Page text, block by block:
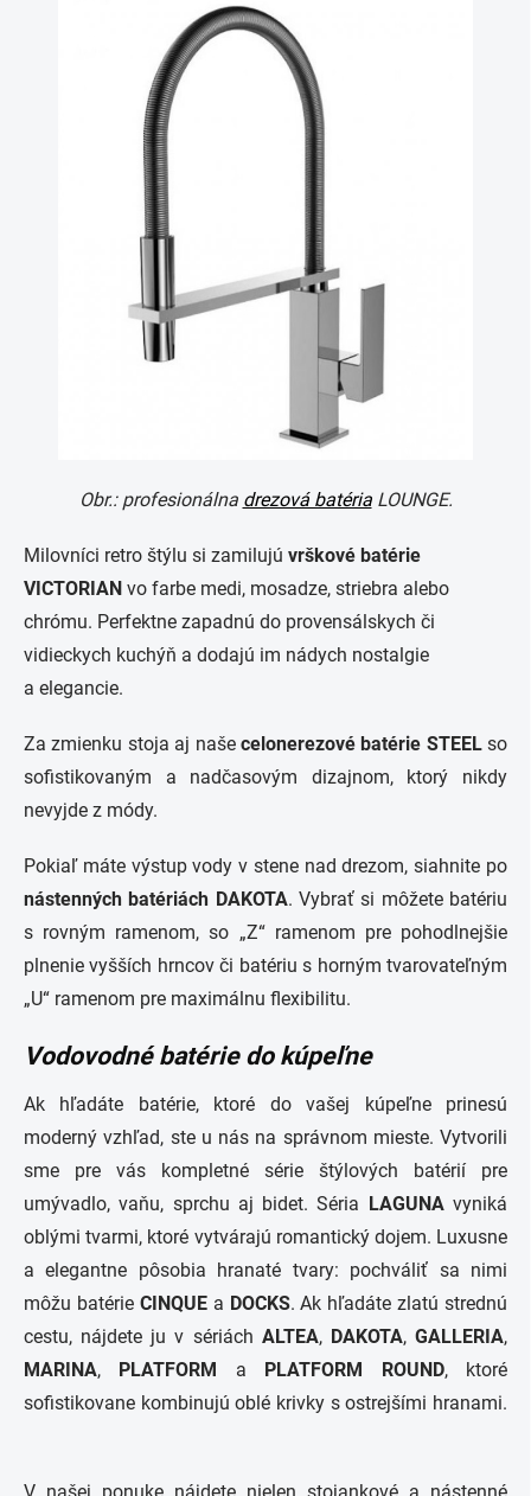
Obr.: profesionálna drezová batériaLOUNGE.
Milovníci retro štýlu si zamilujú vrškové batérie
VICTORIAN vo farbe medi, mosadze, striebra alebo
chrómu. Perfektne zapadnú do provensálskych či
vidieckych kuchýň a dodajú im nádych nostalgie
a elegancie.
Za zmienku stoja aj naše celonerezové batérie STEELso
sofistikovaným a nadčasovým dizajnom, ktorý nikdy
nevyjde z módy.
Pokiaľ máte výstup vody v stene nad drezom, siahnite po
nástenných batériách DAKOTA. Vybrať si môžete batériu
s rovným ramenom, so „Z“ ramenom pre pohodlnejšie
plnenie vyšších hrncov či batériu s horným tvarovateľným
„U“ ramenom pre maximálnu flexibilitu.
Vodovodné batérie do kúpeľne
Ak hľadáte batérie, ktoré do vašej kúpeľne prinesú
moderný vzhľad, ste u nás na správnom mieste. Vytvorili
sme pre vás kompletné série štýlových batérií pre
umývadlo, vaňu, sprchu aj bidet. Séria
LAGUNAvyniká
oblými tvarmi, ktoré vytvárajú romantický dojem. Luxusne
a elegantne pôsobia hranaté tvary: pochváliť sa nimi
môžu batérie CINQUEa DOCKS. Ak hľadáte zlatú strednú
cestu, nájdete ju v sériách ALTEA, DAKOTA,GALLERIA,
MARINA, PLATFORM a PLATFORM ROUND, ktoré
sofistikovane kombinujú oblé krivky s ostrejšími hranami.